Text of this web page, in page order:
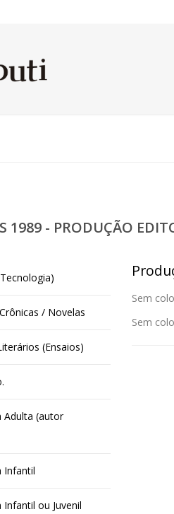
1989 - PRODUÇÃO
Sem
Sem
/ Novelas
(Ensaios)
Adulta (autor
Infantil
Infantil ou Juvenil